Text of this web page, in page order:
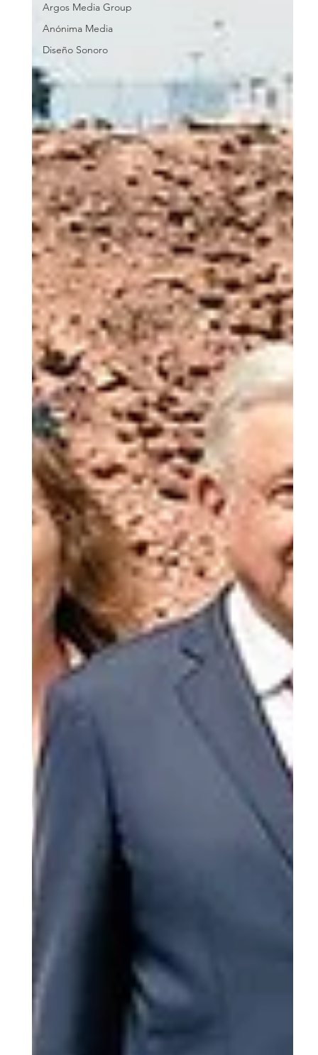
Argos Media Group
Anónima Media
Diseño Sonoro